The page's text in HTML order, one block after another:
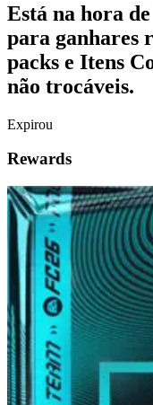
Está na hora
para ganhares
packs e Itens
não trocáveis.
Expirou
Rewards